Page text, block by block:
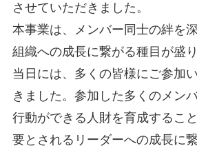
させていただきました。
本事業は、メンバー同士の絆を
組織への成長に繋がる種目が盛
当日には、多くの皆様にご参加
きました。参加した多くのメン
行動ができる人財を育成するこ
要とされるリーダーへの成長に